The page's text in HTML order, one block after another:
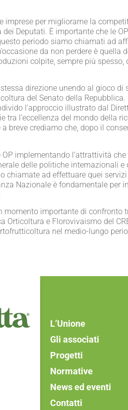
imprese per migliorarne la
Deputati. È importante che le
periodo siamo chiamati ad
da non perdere è
colpite, sempre più
direzione unendo al gioco
del Senato della
l’approccio illustrato dal
tra l’eccellenza del mondo della
breve crediamo che, dopo il
implementando l’attrattività
delle politiche internazionali
chiamate ad effettuare quei
Nazionale è fondamentale per
importante di confronto
Orticoltura e Florovivaismo del
nel medio-lungo
L’Unione
Gli associati
Progetti
Normative
News ed eventi
Contatti